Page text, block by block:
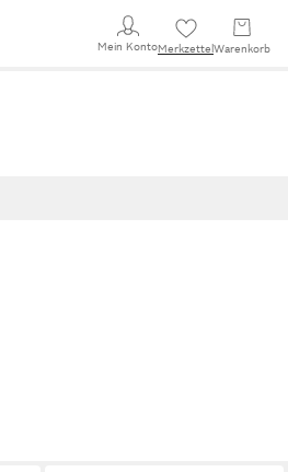
Mein KontoMerkzettel Warenkorb